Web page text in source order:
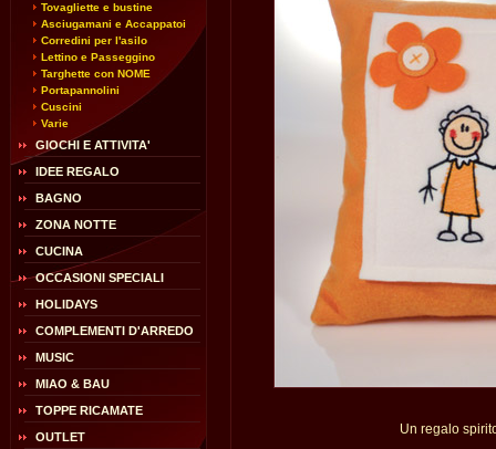
Tovagliette e bustine
Asciugamani e Accappatoi
Corredini per l'asilo
Lettino e Passeggino
Targhette con NOME
Portapannolini
Cuscini
Varie
GIOCHI E ATTIVITA'
IDEE REGALO
BAGNO
ZONA NOTTE
CUCINA
OCCASIONI SPECIALI
HOLIDAYS
COMPLEMENTI D'ARREDO
MUSIC
MIAO & BAU
TOPPE RICAMATE
OUTLET
Un regalo